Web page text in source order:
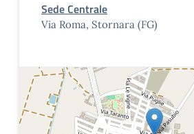
Sede Centrale
Via Roma, Stornara (FG)